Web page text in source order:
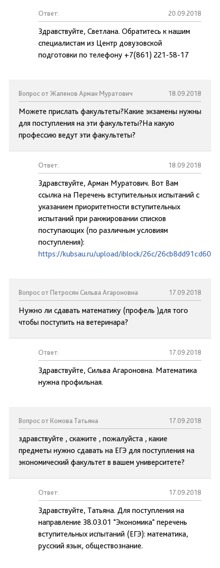
Ответ: 20.09.2018
Здравствуйте, Светлана. Обратитесь к нашим
специалистам из Центр довузовской
подготовки по телефону +7(861) 221-58-17
Вопрос от Жапенов Арман Муратович 18.09.2018
Можете прислать факультеты?Какие экзамены нужны
для поступления на эти факультеты?На какую
профессию ведут эти факультеты?
Ответ: 18.09.2018
Здравствуйте, Арман Муратович. Вот Вам
ссылка на Перечень вступительных испытаний с
указанием приоритетности вступительных
испытаний при ранжировании списков
поступающих (по различным условиям
поступления):
https://kubsau.ru/upload/iblock/26c/
Вопрос от Петросян Сильва Агароновна 17.09.2018
Нужно ли сдавать математику (профель )для того
чтобы поступить на ветеринара?
Ответ: 17.09.2018
Здравствуйте, Сильва Агароновна. Математика
нужна профильная.
Вопрос от Комова Татьяна 17.09.2018
здравствуйте , скажите , пожалуйста , какие
предметы нужно сдавать на ЕГЭ для поступления на
экономический факультет в вашем университете?
Ответ: 17.09.2018
Здравствуйте, Татьяна. Для поступления на
направление 38.03.01 "Экономика" перечень
вступительных испытаний (ЕГЭ): математика,
русский язык, обществознание.